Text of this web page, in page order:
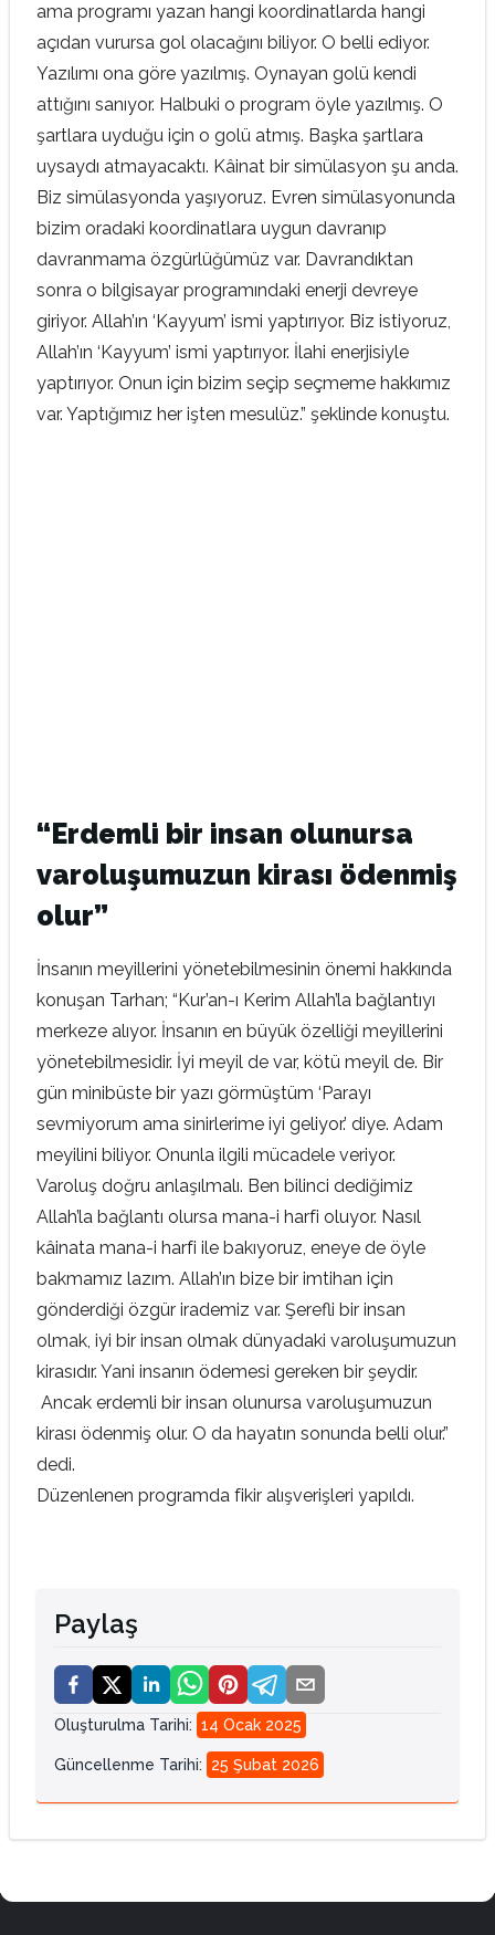
ama programı yazan hangi koordinatlarda hangi
açıdan vurursa gol olacağını biliyor. O belli ediyor.
Yazılımı ona göre yazılmış. Oynayan golü kendi
attığını sanıyor. Halbuki o program öyle yazılmış. O
şartlara uyduğu için o golü atmış. Başka şartlara
uysaydı atmayacaktı. Kâinat bir simülasyon şu anda.
Biz simülasyonda yaşıyoruz. Evren simülasyonunda
bizim oradaki koordinatlara uygun davranıp
davranmama özgürlüğümüz var. Davrandıktan
sonra o bilgisayar programındaki enerji devreye
giriyor. Allah’ın ‘Kayyum’ ismi yaptırıyor. Biz istiyoruz,
Allah’ın ‘Kayyum’ ismi yaptırıyor. İlahi enerjisiyle
yaptırıyor. Onun için bizim seçip seçmeme hakkımız
var. Yaptığımız her işten mesulüz.” şeklinde konuştu.
“Erdemli bir insan olunursa
varoluşumuzun kirası ödenmiş
olur”
İnsanın meyillerini yönetebilmesinin önemi hakkında
konuşan Tarhan; “Kur’an-ı Kerim Allah’la bağlantıyı
merkeze alıyor. İnsanın en büyük özelliği meyillerini
yönetebilmesidir. İyi meyil de var, kötü meyil de. Bir
gün minibüste bir yazı görmüştüm ‘Parayı
sevmiyorum ama sinirlerime iyi geliyor.’ diye. Adam
meyilini biliyor. Onunla ilgili mücadele veriyor.
Varoluş doğru anlaşılmalı. Ben bilinci dediğimiz
Allah’la bağlantı olursa mana-i harfi oluyor. Nasıl
kâinata mana-i harfi ile bakıyoruz, eneye de öyle
bakmamız lazım. Allah’ın bize bir imtihan için
gönderdiği özgür irademiz var. Şerefli bir insan
olmak, iyi bir insan olmak dünyadaki varoluşumuzun
kirasıdır. Yani insanın ödemesi gereken bir şeydir.
Ancak erdemli bir insan olunursa varoluşumuzun
kirası ödenmiş olur. O da hayatın sonunda belli olur.”
dedi.
Düzenlenen programda fikir alışverişleri yapıldı.
Paylaş
Oluşturulma Tarihi: 14 Ocak 2025
Güncellenme Tarihi: 25 Şubat 2026